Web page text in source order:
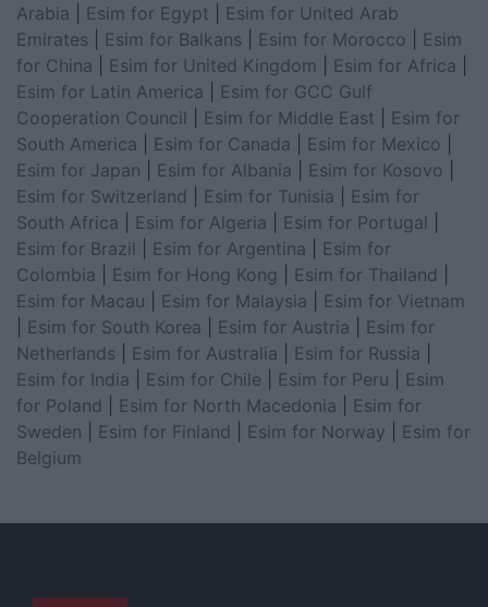
Arabia
Esim for Egypt
Esim for United Arab
Emirates
Esim for Balkans Esim for Morocco
Esim
for China
Esim for United Kingdom Esim for Africa
Esim for Latin America
Esim for GCC Gulf
Cooperation Council
Esim for Middle East
Esim for
South America
Esim for Canada Esim for Mexico
Esim for Japan
Esim for Albania Esim for Kosovo
Esim for Switzerland
Esim for Tunisia
Esim for
South Africa
Esim for Algeria Esim for Portugal
Esim for Brazil
Esim for Argentina
Esim for
Colombia
Esim for Hong Kong Esim for Thailand
Esim for Macau
Esim for Malaysia
Esim for Vietnam
Esim for South Korea Esim for Austria
Esim for
Netherlands
Esim for Australia Esim for Russia
Esim for India
Esim for Chile Esim for Peru
Esim
for Poland
Esim for North Macedonia
Esim for
Sweden
Esim for Finland Esim for Norway
Esim for
Belgium